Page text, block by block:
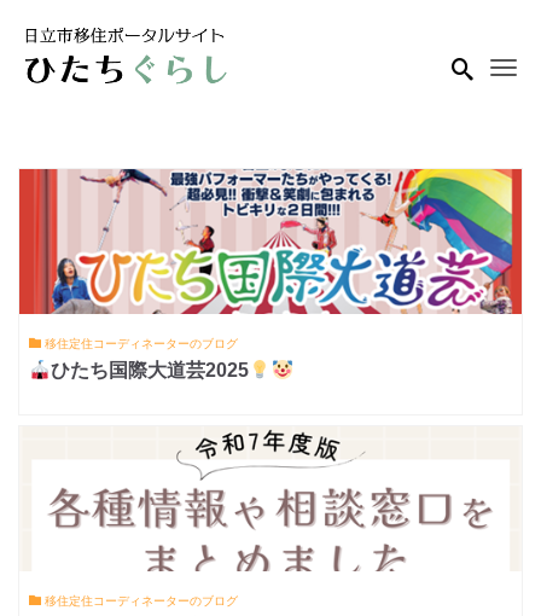
移住定住コーディネーターのブログ
ひたち国際大道芸2025
移住定住コーディネーターのブログ